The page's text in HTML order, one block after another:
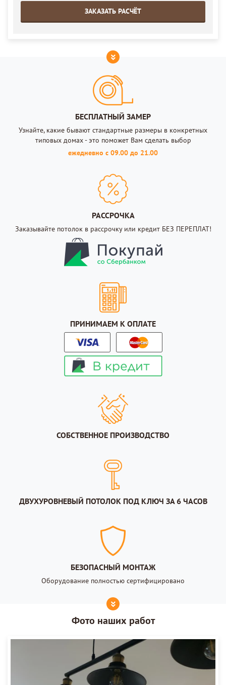
ЗАКАЗАТЬ РАСЧЁТ
БЕСПЛАТНЫЙ ЗАМЕР
Узнайте, какие бывают стандартные размеры в конкретных
типовых домах - это поможет Вам сделать выбор
ежедневно с 09.00 до 21.00
РАССРОЧКА
Заказывайте потолок в рассрочку или кредит БЕЗ ПЕРЕПЛАТ!
ПРИНИМАЕМ К ОПЛАТЕ
СОБСТВЕННОЕ ПРОИЗВОДСТВО
ДВУХУРОВНЕВЫЙ ПОТОЛОК ПОД КЛЮЧ ЗА 6 ЧАСОВ
БЕЗОПАСНЫЙ МОНТАЖ
Оборудование полностью сертифицировано
Фото наших работ